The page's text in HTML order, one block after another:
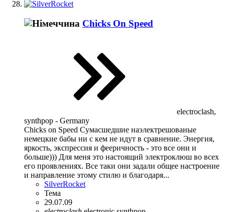
Chicks On Speed
electroclash,
synthpop - Germany
Chicks on Speed Сумасшедшие наэлектрешованые
немецкие бабы ни с кем не идут в сравнение. Энергия,
яркость, экспрессия и фееричность - это все они и
больше))) Для меня это настоящий электроклюш во всех
его проявлениях. Все таки они задали общее настроение
и направление этому стилю и благодаря...
SilverRocket
Тема
29.07.09